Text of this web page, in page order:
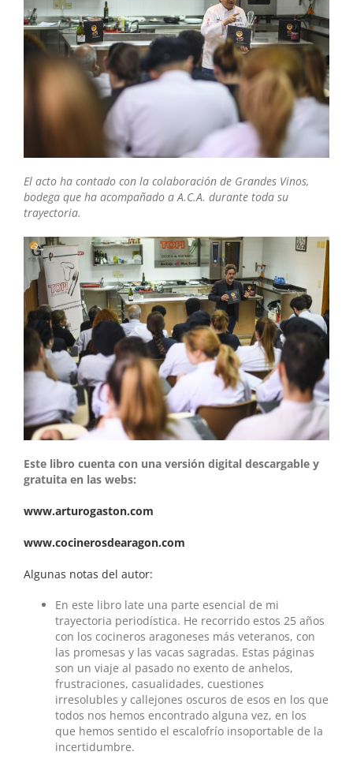
El acto ha contado con la colaboración de Grandes Vinos,
bodega que ha acompañado a A.C.A. durante toda su
trayectoria.
Este libro cuenta con una versión digital descargable y
gratuita en las webs:
www.arturogaston.com
www.cocinerosdearagon.com
Algunas notas del autor:
En este libro late una parte esencial de mi
trayectoria periodística. He recorrido estos 25 años
con los cocineros aragoneses más veteranos, con
las promesas y las vacas sagradas. Estas páginas
son un viaje al pasado no exento de anhelos,
frustraciones, casualidades, cuestiones
irresolubles y callejones oscuros de esos en los que
todos nos hemos encontrado alguna vez, en los
que hemos sentido el escalofrío insoportable de la
incertidumbre.